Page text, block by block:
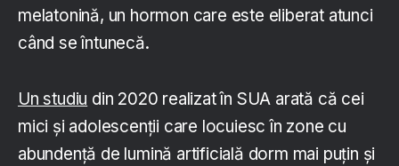
melatonină, un hormon care este eliberat atunci
când se întunecă.
Un studiu din 2020 realizat în SUA arată că cei
mici și adolescenții care locuiesc în zone cu
abundență de lumină artificială dorm mai puțin și